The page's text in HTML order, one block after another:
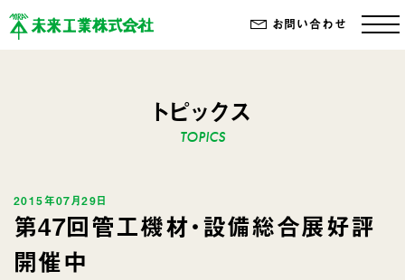
お問い合わせ
トピックス
2015年07月29日
第47回管工機材・設備総合展好評
開催中